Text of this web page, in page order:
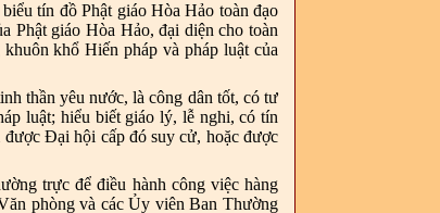
tín đồ Phật giáo Hòa Hảo toàn đạo
Phật giáo Hòa Hảo, đại diện cho toàn
khổ Hiến pháp và pháp luật của
thần yêu nước, là công dân tốt, có tư
luật; hiểu biết giáo lý, lễ nghi, có tín
Đại hội cấp đó suy cử, hoặc được
trực để điều hành công việc hàng
phòng và các Ủy viên Ban Thường